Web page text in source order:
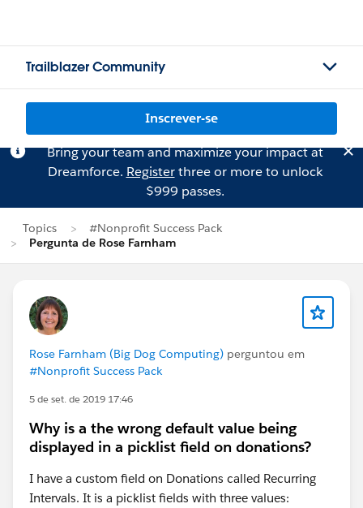
Trailblazer Community
Inscrever-se
Bring your team and maximize your impact at
Dreamforce. Registerthree or more to unlock
$999 passes.
Topics
#Nonprofit Success Pack
Pergunta de Rose Farnham
Rose Farnham (Big Dog Computing) perguntou em
#Nonprofit Success Pack
5 de set. de 2019 17:46
Why is a the wrong default value being
displayed in a picklist field on donations?
I have a custom field on Donations called Recurring
Intervals. It is a picklist fields with three values: